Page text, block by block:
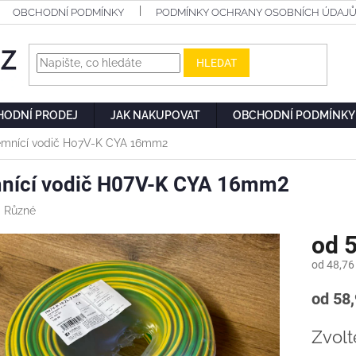
OBCHODNÍ PODMÍNKY PODMÍNKY OCHRANY OSOBNÍCH ÚDAJŮ
HLEDAT
PRODEJ JAK NAKUPOVAT OBCHODNÍ PODMÍNKY
vodič H07V-K CYA 16mm2
vodič H07V-K CYA 16mm2
Různé
od
od 48,76
Měrná
od